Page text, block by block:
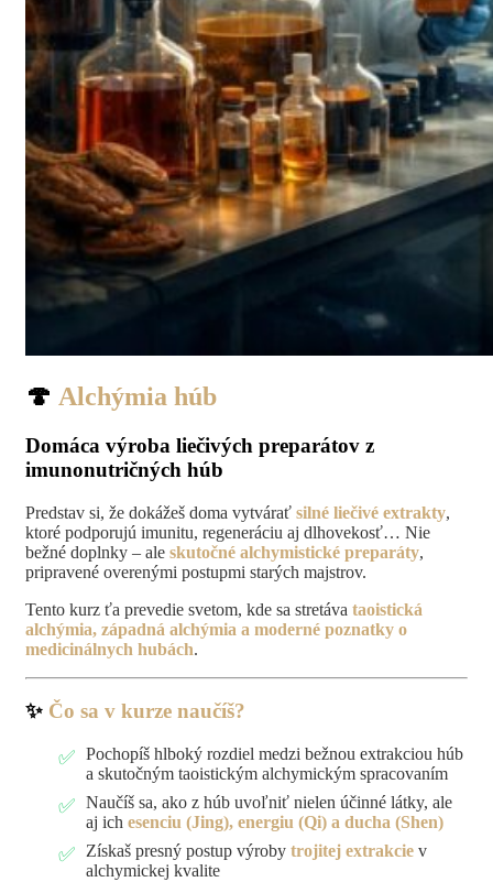
🍄 Alchýmia húb
Domáca výroba liečivých preparátov z
imunonutričných húb
Predstav si, že dokážeš doma vytvárať silné liečivé extrakty,
ktoré podporujú imunitu, regeneráciu aj dlhovekosť… Nie
bežné doplnky – ale skutočné alchymistické preparáty,
pripravené overenými postupmi starých majstrov.
Tento kurz ťa prevedie svetom, kde sa stretáva taoistická
alchýmia, západná alchýmia a moderné poznatky o
medicinálnych hubách.
✨ Čo sa v kurze naučíš?
Pochopíš hlboký rozdiel medzi bežnou extrakciou húb
a skutočným taoistickým alchymickým spracovaním
Naučíš sa, ako z húb uvoľniť nielen účinné látky, ale
aj ich esenciu (Jing), energiu (Qi) a ducha (Shen)
Získaš presný postup výroby trojitej extrakcie v
alchymickej kvalite